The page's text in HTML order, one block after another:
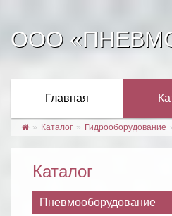
ООО
Главная
Каталог Гидрооборудование
Каталог
Пневмооборудование